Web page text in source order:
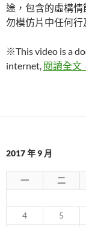
途，包含的虛構
勿模仿片中任何行
※This video is a
internet, 閱讀全文
2017 年 9 月
一 二
4
5